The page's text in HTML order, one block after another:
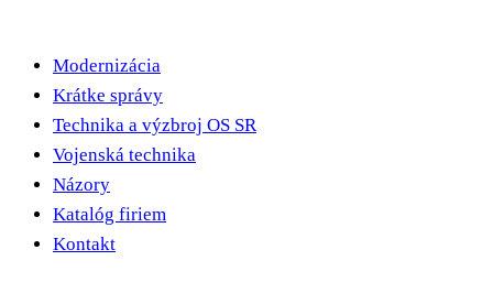
Modernizácia
Krátke správy
Technika a výzbroj OS SR
Vojenská technika
Názory
Katalóg firiem
Kontakt